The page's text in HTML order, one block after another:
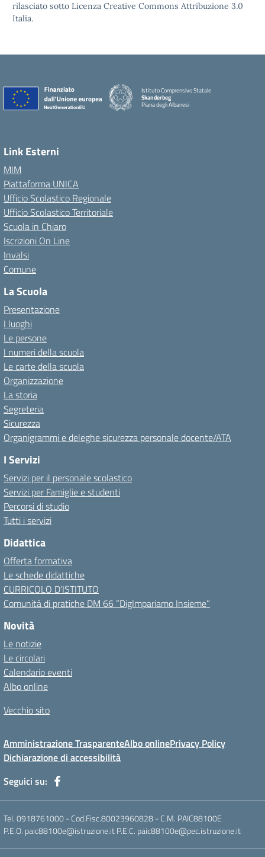
rilasciato sotto Licenza Creative Commons Attribuzione 3.0
Italia.
Istituto Comprensivo Statale
Skanderbeg
Piana degli Albanesi
Link Esterni
MIM
Piattaforma UNICA
Ufficio Scolastico Regionale
Ufficio Scolastico Territoriale
Scuola in Chiaro
Iscrizioni On Line
Invalsi
Comune
La Scuola
Presentazione
I luoghi
Le persone
I numeri della scuola
Le carte della scuola
Organizzazione
La storia
Segreteria
Sicurezza
Organigrammi e deleghe sicurezza personale docente/ATA
I Servizi
Servizi per il personale scolastico
Servizi per Famiglie e studenti
Percorsi di studio
Tutti i servizi
Didattica
Offerta formativa
Le schede didattiche
CURRICOLO D’ISTITUTO
Comunità di pratiche DM 66 “DigImpariamo Insieme”
Novità
Le notizie
Le circolari
Calendario eventi
Albo online
Vecchio sito
Amministrazione TrasparenteAlbo onlinePrivacy Policy
Dichiarazione di accessibilità
Seguici su:
Tel. 0918761000 - Cod.Fisc.80023960828 - C.M. PAIC88100E
P.E.O. paic88100e@istruzione.it P.E.C. paic88100e@pec.istruzione.it